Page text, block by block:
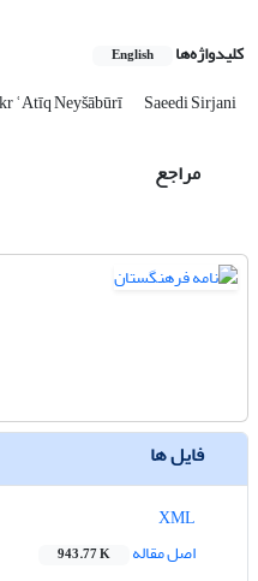
کلیدواژه‌ها English
ʿAtīq Neyšābūrī Saeedi Sirjani
مراجع
فایل ها
اصل مقاله
943.77 K